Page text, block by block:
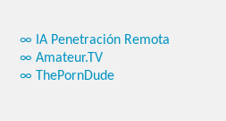
∞ IA Penetración Remota
∞ Amateur.TV
∞ ThePornDude